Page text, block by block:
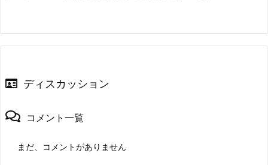
ディスカッション
コメント一覧
まだ、コメントがありません